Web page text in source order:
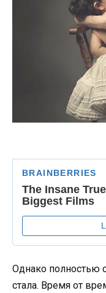
Однако полностью
стала. Время от